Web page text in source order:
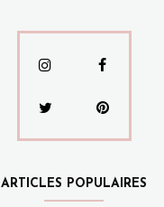
ARTICLES POPULAIRES